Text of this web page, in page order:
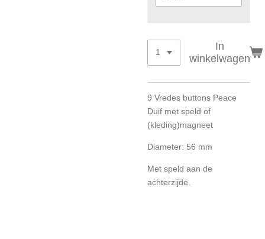
In
winkelwagen
9 Vredes buttons Peace
Duif met speld of
(kleding)magneet
Diameter: 56 mm
Met speld aan de
achterzijde.